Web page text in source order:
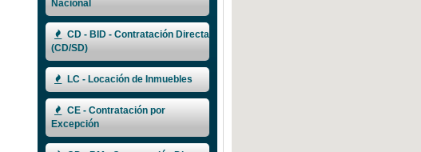
Nacional
CD - BID - Contratación Directa
(CD/SD)
LC - Locación de Inmuebles
CE - Contratación por
Excepción